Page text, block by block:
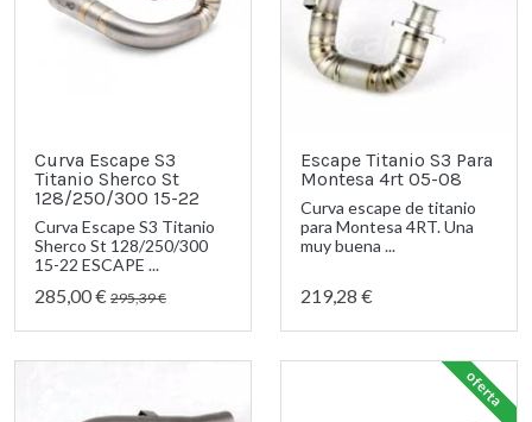
Curva Escape S3
Titanio Sherco St
128/250/300 15-22
Curva Escape S3 Titanio
Sherco St 128/250/300
15-22 ESCAPE ...
285,00 € 295,39 €
Escape Titanio S3 Para
Montesa 4rt 05-08
Curva escape de titanio
para Montesa 4RT. Una
muy buena ...
219,28 €
oferta